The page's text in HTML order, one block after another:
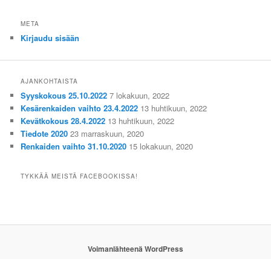
META
Kirjaudu sisään
AJANKOHTAISTA
Syyskokous 25.10.2022 7 lokakuun, 2022
Kesärenkaiden vaihto 23.4.2022 13 huhtikuun, 2022
Kevätkokous 28.4.2022 13 huhtikuun, 2022
Tiedote 2020 23 marraskuun, 2020
Renkaiden vaihto 31.10.2020 15 lokakuun, 2020
TYKKÄÄ MEISTÄ FACEBOOKISSA!
Voimanlähteenä WordPress